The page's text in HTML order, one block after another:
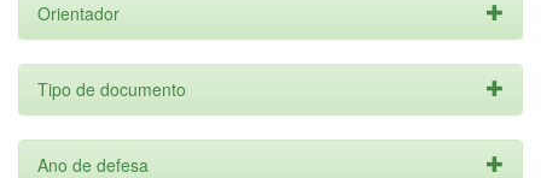
Orientador
Tipo de documento
Ano de defesa